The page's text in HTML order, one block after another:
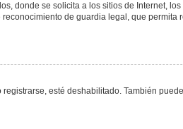
donde se solicita a los sitios de Internet,
de guardia legal, que permita
esté deshabilitado. También